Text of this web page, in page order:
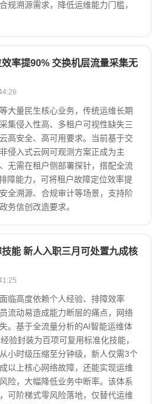
规溯源需求，降低运维能力门槛，
率提90% 交换机层流量采集无
大量民生核心业务，传统运维长期
集侵入性高、多租户可视性缺失三
高安全、高可用要求。当前基于交
侵入式云网可观测方案正成为主
无需在租户侧部署探针，搭配全流
障能力，可将租户故障定位效率提
全溯源、合规审计等场景，支持阶
务信创改造要求。
能 新人入职三月可处置九成核
临高度依赖个人经验、排障效率
流动易造成能力断层的痛点，网络
。基于全流量分析的AI智能运维体
验封装为百项可复用标准化技能，
小时级压缩至分钟级，新人仅需3个
以上核心网络故障，还能实现运维
险，大幅降低业务中断率。该体系
可阶梯式零风险落地，仅替代运维